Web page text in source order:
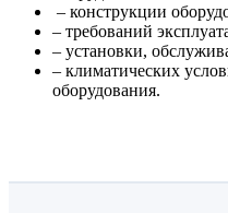
– конструкции
– требований
– установки,
– климатических
оборудования.